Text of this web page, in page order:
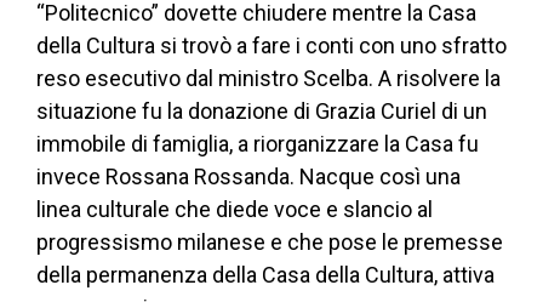
“Politecnico” dovette chiudere mentre la Casa
della Cultura si trovò a fare i conti con uno sfratto
reso esecutivo dal ministro Scelba. A risolvere la
situazione fu la donazione di Grazia Curiel di un
immobile di famiglia, a riorganizzare la Casa fu
invece Rossana Rossanda. Nacque così una
linea culturale che diede voce e slancio al
progressismo milanese e che pose le premesse
della permanenza della Casa della Cultura, attiva